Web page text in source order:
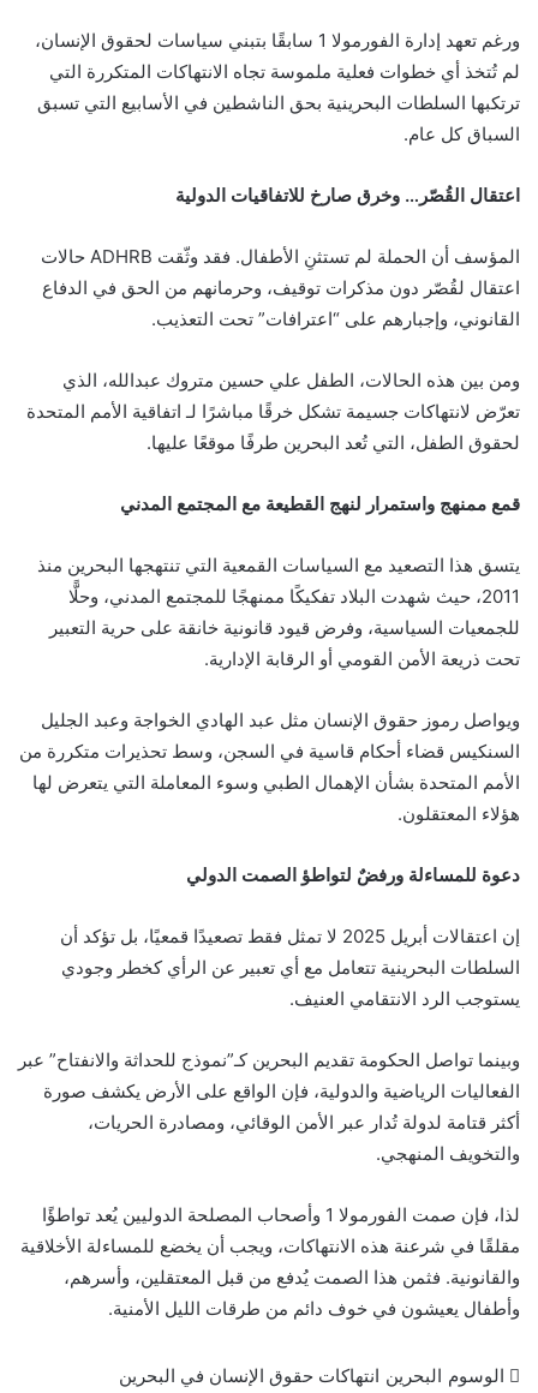
ورغم تعهد إدارة الفورمولا 1 سابقًا بتبني سياسات لحقوق الإنسان،
لم تُتخذ أي خطوات فعلية ملموسة تجاه الانتهاكات المتكررة التي
ترتكبها السلطات البحرينية بحق الناشطين في الأسابيع التي تسبق
السباق كل عام.
اعتقال القُصّر… وخرق صارخ للاتفاقيات الدولية
المؤسف أن الحملة لم تستثنِ الأطفال. فقد وثّقت ADHRB حالات
اعتقال لقُصّر دون مذكرات توقيف، وحرمانهم من الحق في الدفاع
القانوني، وإجبارهم على “اعترافات” تحت التعذيب.
ومن بين هذه الحالات، الطفل علي حسين متروك عبدالله، الذي
تعرّض لانتهاكات جسيمة تشكل خرقًا مباشرًا لـ اتفاقية الأمم المتحدة
لحقوق الطفل، التي تُعد البحرين طرفًا موقعًا عليها.
قمع ممنهج واستمرار لنهج القطيعة مع المجتمع المدني
يتسق هذا التصعيد مع السياسات القمعية التي تنتهجها البحرين منذ
2011، حيث شهدت البلاد تفكيكًا ممنهجًا للمجتمع المدني، وحلًّا
للجمعيات السياسية، وفرض قيود قانونية خانقة على حرية التعبير
تحت ذريعة الأمن القومي أو الرقابة الإدارية.
ويواصل رموز حقوق الإنسان مثل عبد الهادي الخواجة وعبد الجليل
السنكيس قضاء أحكام قاسية في السجن، وسط تحذيرات متكررة من
الأمم المتحدة بشأن الإهمال الطبي وسوء المعاملة التي يتعرض لها
هؤلاء المعتقلون.
دعوة للمساءلة ورفضٌ لتواطؤ الصمت الدولي
إن اعتقالات أبريل 2025 لا تمثل فقط تصعيدًا قمعيًا، بل تؤكد أن
السلطات البحرينية تتعامل مع أي تعبير عن الرأي كخطر وجودي
يستوجب الرد الانتقامي العنيف.
وبينما تواصل الحكومة تقديم البحرين كـ”نموذج للحداثة والانفتاح” عبر
الفعاليات الرياضية والدولية، فإن الواقع على الأرض يكشف صورة
أكثر قتامة لدولة تُدار عبر الأمن الوقائي، ومصادرة الحريات،
والتخويف المنهجي.
لذا، فإن صمت الفورمولا 1 وأصحاب المصلحة الدوليين يُعد تواطؤًا
مقلقًا في شرعنة هذه الانتهاكات، ويجب أن يخضع للمساءلة الأخلاقية
والقانونية. فثمن هذا الصمت يُدفع من قبل المعتقلين، وأسرهم،
وأطفال يعيشون في خوف دائم من طرقات الليل الأمنية.
الوسوم البحرين انتهاكات حقوق الإنسان في البحرين